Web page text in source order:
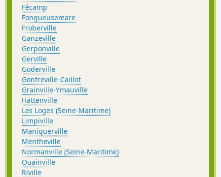
Fécamp
Fongueusemare
Froberville
Ganzeville
Gerponville
Gerville
Goderville
Gonfreville-Caillot
Grainville-Ymauville
Hattenville
Les Loges (Seine-Maritime)
Limpiville
Maniquerville
Mentheville
Normanville (Seine-Maritime)
Ouainville
Riville